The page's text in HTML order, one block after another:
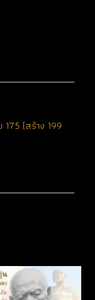
175 (สร้าง 199